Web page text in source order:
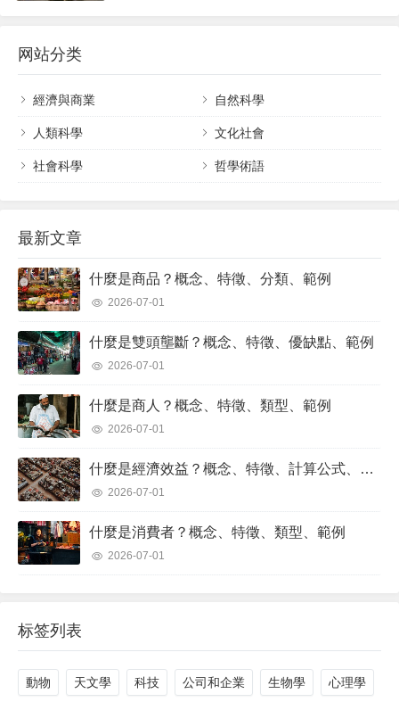
史上從未有過的工作動力，到今天變得不可或缺。
這些設備發明於 20 世紀，...
网站分类
經濟與商業 自然科學
人類科學 文化社會
社會科學 哲學術語
最新文章
什麼是商品？概念、特徵、分類、範例
2026-07-01
什麼是雙頭壟斷？概念、特徵、優缺點、範例
2026-07-01
什麼是商人？概念、特徵、類型、範例
2026-07-01
什麼是經濟效益？概念、特徵、計算公式、範例
2026-07-01
什麼是消費者？概念、特徵、類型、範例
2026-07-01
标签列表
動物 天文學 科技 公司和企業 生物學 心理學